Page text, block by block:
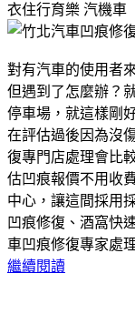
衣住行育樂 汽機車
對有汽車的使用者
但遇到了怎麼辦？
停車場，就這樣剛
在評估過後因為沒
復專門店處理會比
估凹痕報價不用收
中心，讓這間採用
凹痕修復、酒窩快
車凹痕修復專家處
繼續閱讀